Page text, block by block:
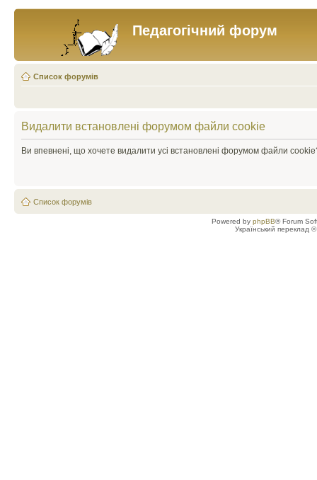
Педагогічний форум
Список форумів
Видалити встановлені форумом файли cookie
Ви впевнені, що хочете видалити усі встановлені форумом файли
Список форумів
Powered by phpBB® Forum
Український переклад